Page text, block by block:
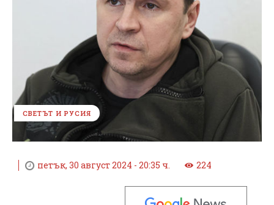
СВЕТЪТ И РУСИЯ
петък, 30 август 2024 - 20:35 ч. 224